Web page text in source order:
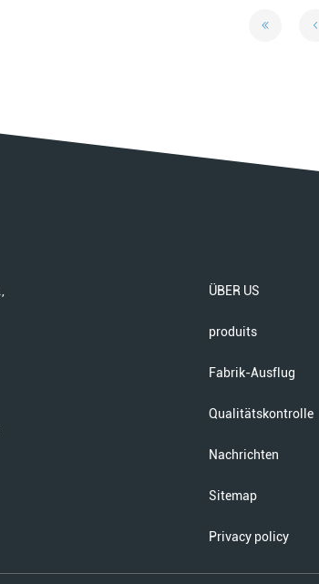
ÜBER US
produits
Fabrik-Ausflug
Qualitätskontrolle
Nachrichten
Sitemap
Privacy policy